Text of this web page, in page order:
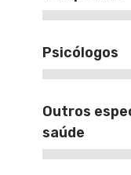
Psicólogos
Outros
saúde